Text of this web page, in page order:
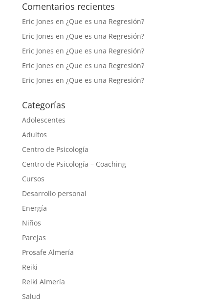
Comentarios recientes
Eric Jones en ¿Que es una Regresión?
Eric Jones en ¿Que es una Regresión?
Eric Jones en ¿Que es una Regresión?
Eric Jones en ¿Que es una Regresión?
Eric Jones en ¿Que es una Regresión?
Categorías
Adolescentes
Adultos
Centro de Psicología
Centro de Psicología – Coaching
Cursos
Desarrollo personal
Energía
Niños
Parejas
Prosafe Almería
Reiki
Reiki Almería
Salud